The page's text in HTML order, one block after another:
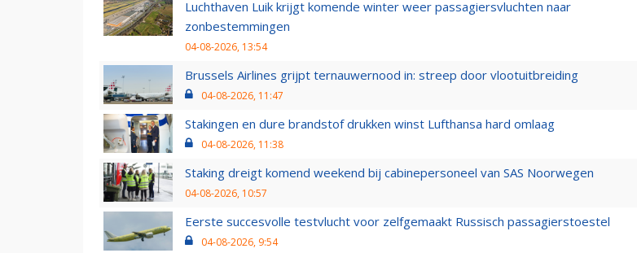
Luchthaven Luik krijgt komende winter weer passagiersvluchten naar
zonbestemmingen
04-08-2026, 13:54
Brussels Airlines grijpt ternauwernood in: streep door vlootuitbreiding
04-08-2026, 11:47
Stakingen en dure brandstof drukken winst Lufthansa hard omlaag
04-08-2026, 11:38
Staking dreigt komend weekend bij cabinepersoneel van SAS Noorwegen
04-08-2026, 10:57
Eerste succesvolle testvlucht voor zelfgemaakt Russisch passagierstoestel
04-08-2026, 9:54